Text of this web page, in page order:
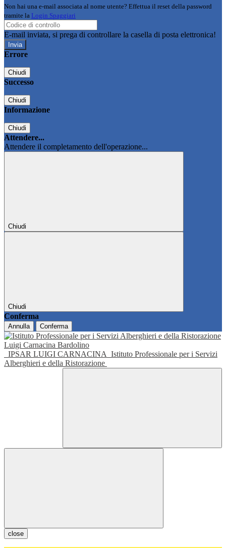
Non hai una e-mail associata al nome utente? Effettua il reset della password
tramite la Login Spaggiari
E-mail inviata, si prega di controllare la casella di posta elettronica!
Errore
Chiudi
Successo
Chiudi
Informazione
Chiudi
Attendere...
Attendere il completamento dell'operazione...
Chiudi
Chiudi
Conferma
Annulla Conferma
IPSAR LUIGI CARNACINA Istituto Professionale per i Servizi
Alberghieri e della Ristorazione
close